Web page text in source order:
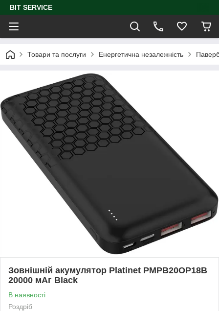
BIT SERVICE
Товари та послуги Енергетична незалежність
Зовнішній акумулятор Platinet PMPB20OP18B
20000 мАг Black
В наявності
Роздріб